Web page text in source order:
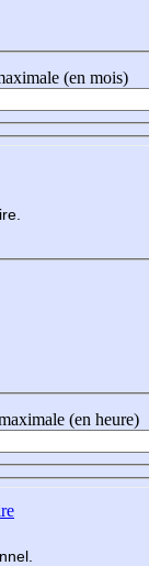
(en mois)
(en heure)